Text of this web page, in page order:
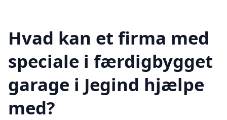
Hvad kan et firma med
speciale i færdigbygget
garage i Jegind hjælpe
med?